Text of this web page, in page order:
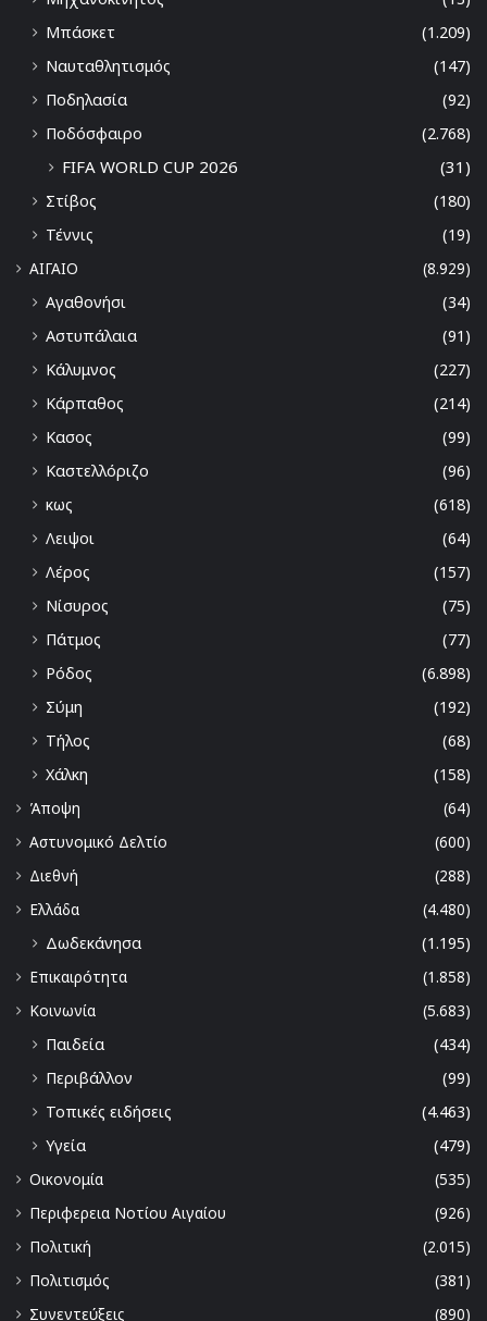
Μπάσκετ
(1.209)
Ναυταθλητισμός
(147)
Ποδηλασία
(92)
Ποδόσφαιρο
(2.768)
FIFA WORLD CUP 2026 (31)
Στίβος
(180)
Τέννις
(19)
ΑΙΓΑΙΟ
(8.929)
Αγαθονήσι
(34)
Αστυπάλαια
(91)
Κάλυμνος
(227)
Κάρπαθος
(214)
Κασος
(99)
Καστελλόριζο
(96)
κως
(618)
Λειψοι
(64)
Λέρος
(157)
Νίσυρος
(75)
Πάτμος
(77)
Ρόδος
(6.898)
Σύμη
(192)
Τήλος
(68)
Χάλκη
(158)
Άποψη
(64)
Αστυνομικό Δελτίο
(600)
Διεθνή
(288)
Ελλάδα
(4.480)
Δωδεκάνησα
(1.195)
Επικαιρότητα
(1.858)
Κοινωνία
(5.683)
Παιδεία
(434)
Περιβάλλον
(99)
Τοπικές ειδήσεις
(4.463)
Υγεία
(479)
Οικονομία
(535)
Περιφερεια Νοτίου Αιγαίου
(926)
Πολιτική
(2.015)
Πολιτισμός
(381)
Συνεντεύξεις
(890)